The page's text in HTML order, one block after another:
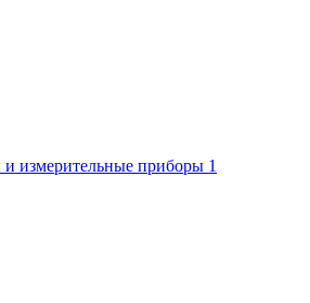
измерительные приборы 1